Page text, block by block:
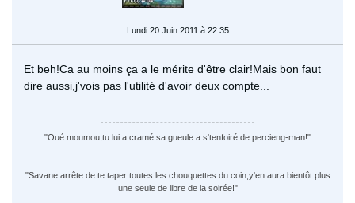
Lundi 20 Juin 2011 à 22:35
Et beh!Ca au moins ça a le mérite d'être clair!Mais bon faut
dire aussi,j'vois pas l'utilité d'avoir deux compte...
"Oué moumou,tu lui a cramé sa gueule a s'tenfoiré de percieng-man!"
"Savane arrête de te taper toutes les chouquettes du coin,y'en aura bientôt plus
une seule de libre de la soirée!"